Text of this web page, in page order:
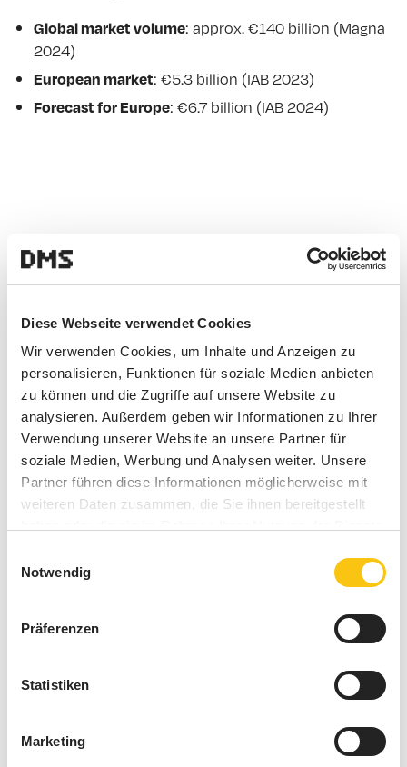
Diese Webseite verwendet Cookies
Wir verwenden Cookies, um Inhalte und Anzeigen zu
personalisieren, Funktionen für soziale Medien anbieten
zu können und die Zugriffe auf unsere Website zu
analysieren. Außerdem geben wir Informationen zu Ihrer
Verwendung unserer Website an unsere Partner für
soziale Medien, Werbung und Analysen weiter. Unsere
Partner führen diese Informationen möglicherweise mit
weiteren Daten zusammen, die Sie ihnen bereitgestellt
Notwendig
Präferenzen
Statistiken
Marketing
Global market volume: approx. €140 billion (Magna
2024)
European market: €5.3 billion (IAB 2023)
Forecast for Europe: €6.7 billion (IAB 2024)
Alles spricht für Retail Media – und alle
reden darüber.
Und mit unserer langjährigen Erfahrung und Expertise
im Retail sagen wir von DMS: zu Recht. Als Full Service
Agentur und Digitalisierungspartner haben wir schon
viele Marken bei ihrem Erfolg begleitet. Retail Media hat
für uns ein enormes Potenzial – und gerne wollen wir
Ihnen ein paar der Vorteile für den Handel und Ihre
Marke nennen.
Nur vorteilhaft: Diese Benefits bringt
Retail Media!
Präzise Zielgruppenansprache durch First-Party-
Neue Einnahmequellen für Händler
Messbarkeit des Werbeerfolgs